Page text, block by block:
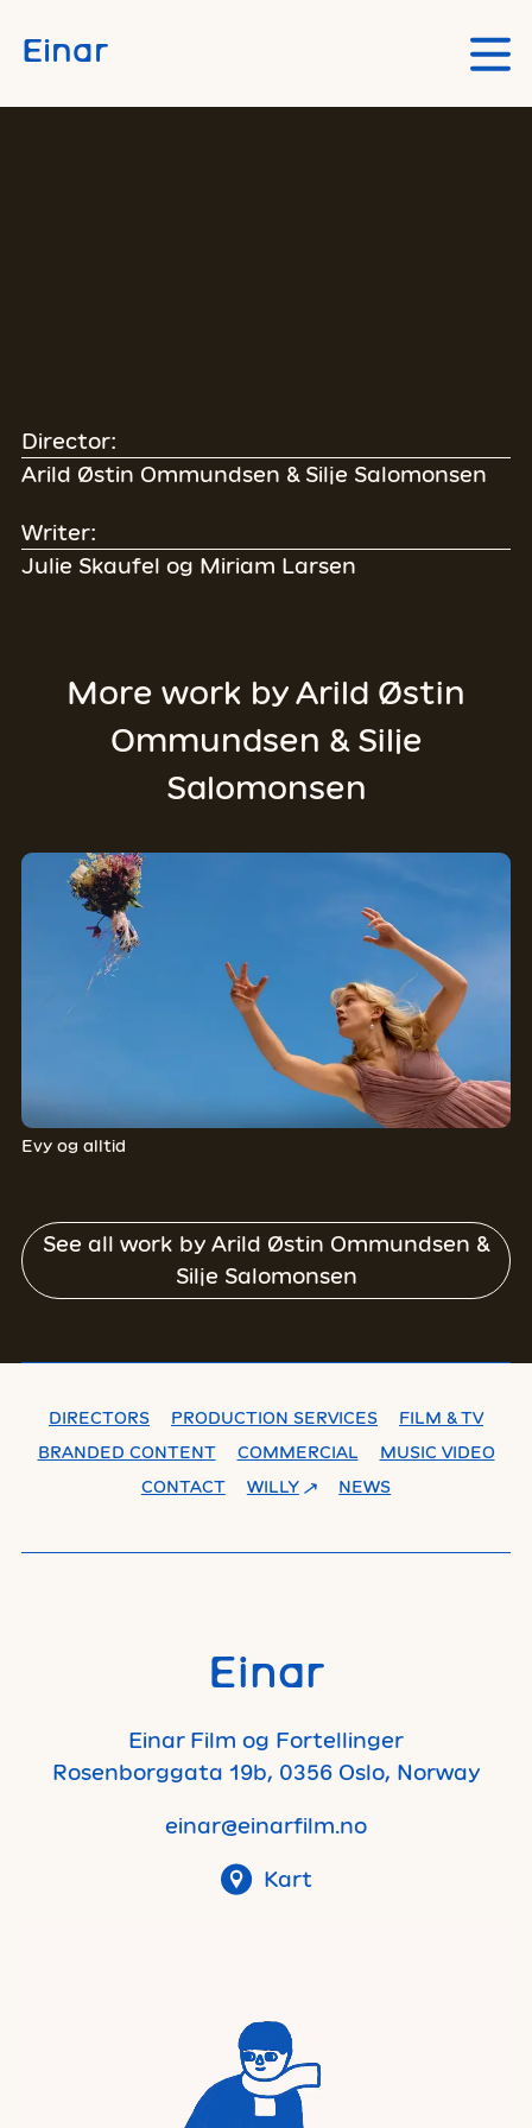
Einar
Director:
Arild Østin Ommundsen & Silje Salomonsen
Writer:
Julie Skaufel og Miriam Larsen
More work byArild Østin
Ommundsen & Silje
Salomonsen
Evy og alltid
See all work by Arild Østin Ommundsen &
Silje Salomonsen
DIRECTORS PRODUCTION SERVICES
FILM & TV
BRANDED CONTENT
COMMERCIAL
MUSIC VIDEO
CONTACT
WILLY NEWS
Einar
Einar Film og Fortellinger
Rosenborggata 19b, 0356 Oslo, Norway
einar@einarfilm.no
Kart